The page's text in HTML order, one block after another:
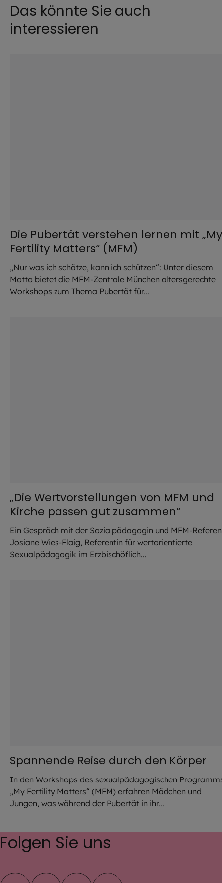
Das könnte Sie auch
interessieren
Die Pubertät verstehen lernen mit „My
Fertility Matters“ (MFM)
„Nur was ich schätze, kann ich schützen“: Unter diesem
Motto bietet die MFM-Zentrale München altersgerechte
Workshops zum Thema Pubertät für...
„Die Wertvorstellungen von MFM und
Kirche passen gut zusammen“
Ein Gespräch mit der Sozialpädagogin und MFM-
Josiane Wies-Flaig, Referentin für wertorientierte
Sexualpädagogik im Erzbischöflich...
Spannende Reise durch den Körper
In den Workshops des sexualpädagogischen
„My Fertility Matters“ (MFM) erfahren Mädchen und
Jungen, was während der Pubertät in ihr...
Folgen Sie uns